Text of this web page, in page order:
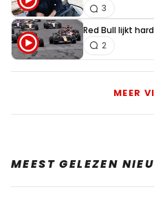
3
Red Bull lijkt
2
MEER
MEEST GELEZEN